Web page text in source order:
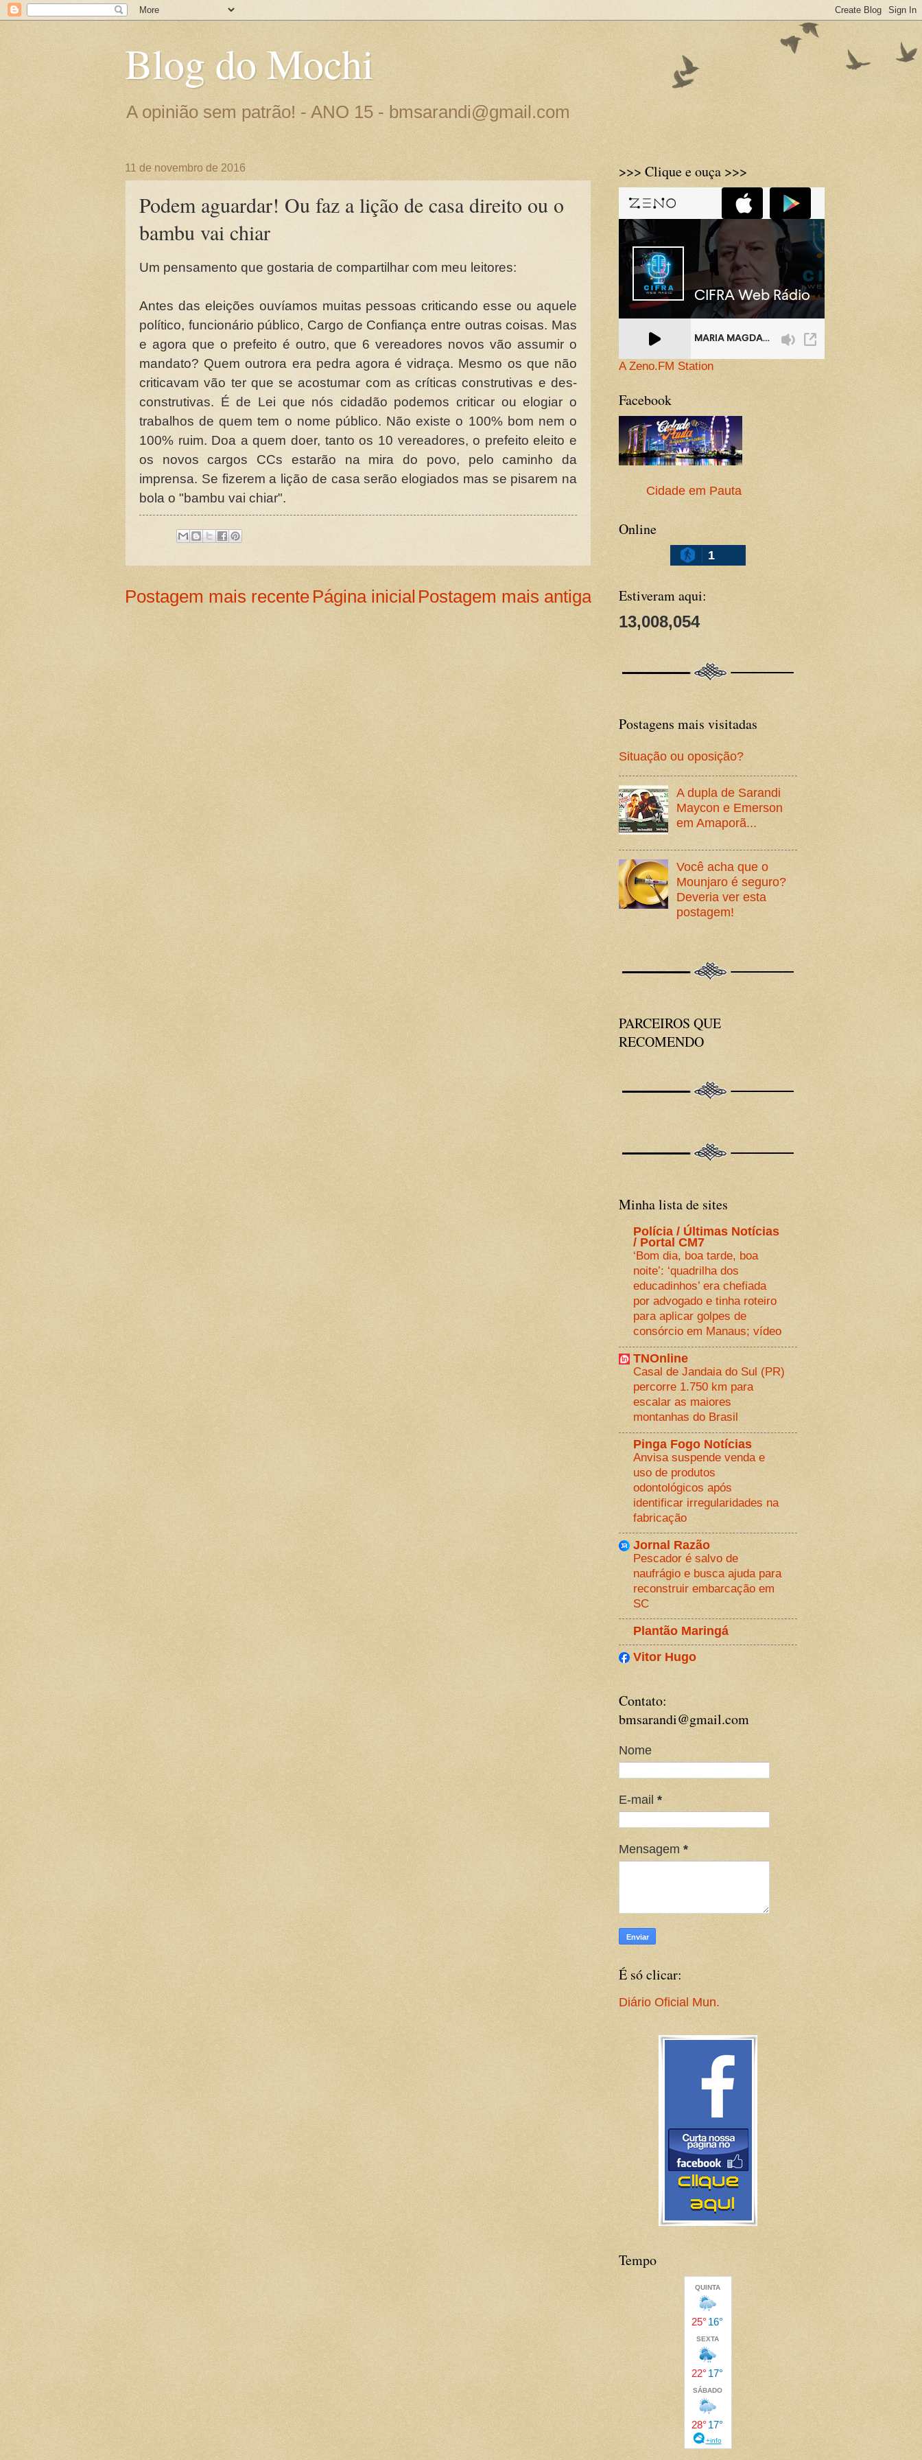
Blog do Mochi
A opinião sem patrão! - ANO 15 - bmsarandi@gmail.com
11 de novembro de 2016
Podem aguardar! Ou faz a lição de casa direito ou o
bambu vai chiar
Um pensamento que gostaria de compartilhar com meu leitores:
Antes das eleições ouvíamos muitas pessoas criticando esse ou aquele
político, funcionário público, Cargo de Confiança entre outras coisas. Mas
e agora que o prefeito é outro, que 6 vereadores novos vão assumir o
mandato? Quem outrora era pedra agora é vidraça. Mesmo os que não
criticavam vão ter que se acostumar com as críticas construtivas e des-
construtivas. É de Lei que nós cidadão podemos criticar ou elogiar o
trabalhos de quem tem o nome público. Não existe o 100% bom nem o
100% ruim. Doa a quem doer, tanto os 10 vereadores, o prefeito eleito e
os novos cargos CCs estarão na mira do povo, pelo caminho da
imprensa. Se fizerem a lição de casa serão elogiados mas se pisarem na
bola o "bambu vai chiar".
Postagem mais recente Postagem mais antiga
Página inicial
>>> Clique e ouça >>>
A Zeno.FM Station
Facebook
Cidade em Pauta
Online
1
Estiveram aqui:
13,008,054
Postagens mais visitadas
Situação ou oposição?
A dupla de Sarandi
Maycon e Emerson
em Amaporã...
Você acha que o
Mounjaro é seguro?
Deveria ver esta
postagem!
PARCEIROS QUE
RECOMENDO
Minha lista de sites
Polícia / Últimas Notícias
/ Portal CM7
‘Bom dia, boa tarde, boa
noite’: ‘quadrilha dos
educadinhos’ era chefiada
por advogado e tinha roteiro
para aplicar golpes de
consórcio em Manaus; vídeo
TNOnline
Casal de Jandaia do Sul (PR)
percorre 1.750 km para
escalar as maiores
montanhas do Brasil
Pinga Fogo Notícias
Anvisa suspende venda e
uso de produtos
odontológicos após
identificar irregularidades na
fabricação
Jornal Razão
Pescador é salvo de
naufrágio e busca ajuda para
reconstruir embarcação em
SC
Plantão Maringá
Vitor Hugo
Contato:
bmsarandi@gmail.com
Nome
E-mail *
Mensagem *
É só clicar:
Diário Oficial Mun.
Tempo